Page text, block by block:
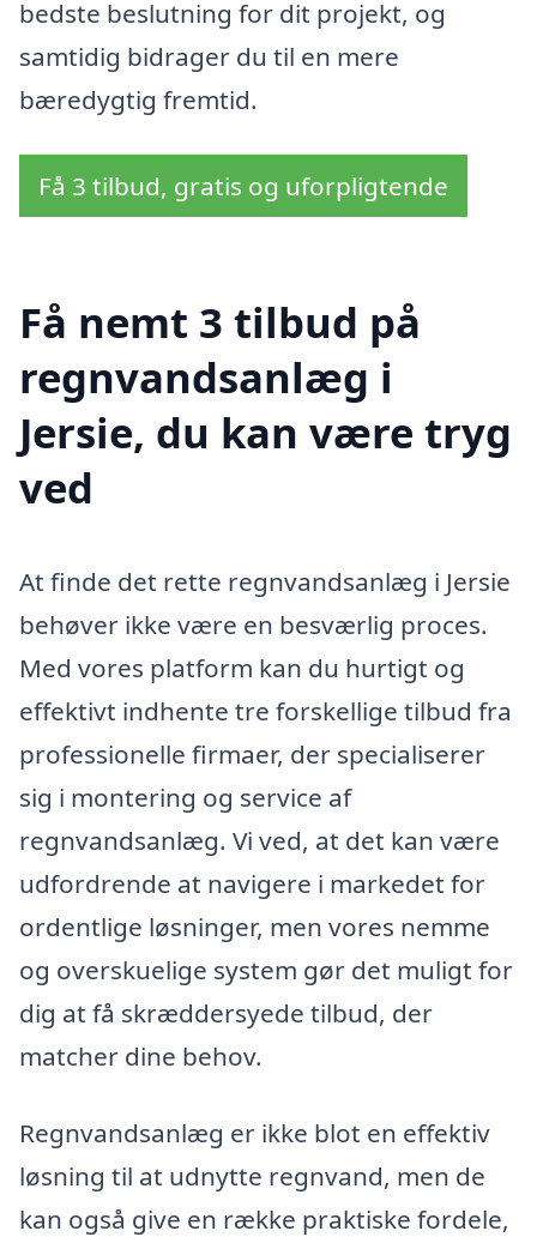
bedste beslutning for dit projekt, og
samtidig bidrager du til en mere
bæredygtig fremtid.
Få 3 tilbud, gratis og uforpligtende
Få nemt 3 tilbud på
regnvandsanlæg i
Jersie, du kan være tryg
ved
At finde det rette regnvandsanlæg i Jersie
behøver ikke være en besværlig proces.
Med vores platform kan du hurtigt og
effektivt indhente tre forskellige tilbud fra
professionelle firmaer, der specialiserer
sig i montering og service af
regnvandsanlæg. Vi ved, at det kan være
udfordrende at navigere i markedet for
ordentlige løsninger, men vores nemme
og overskuelige system gør det muligt for
dig at få skræddersyede tilbud, der
matcher dine behov.
Regnvandsanlæg er ikke blot en effektiv
løsning til at udnytte regnvand, men de
kan også give en række praktiske fordele,